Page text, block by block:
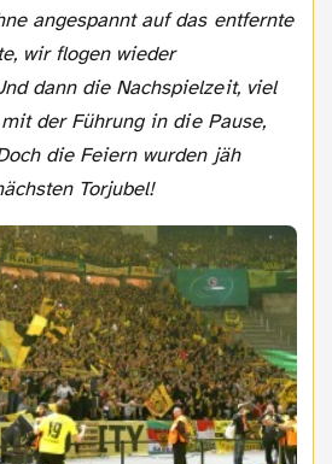
angespannt auf das entfernte
wir flogen wieder
dann die Nachspielzeit, viel
der Führung in die Pause,
die Feiern wurden jäh
Torjubel!